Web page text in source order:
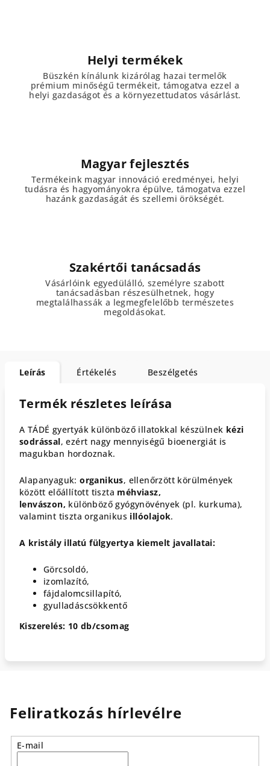
Helyi termékek
Büszkén kínálunk kizárólag hazai termelők
prémium minőségű termékeit, támogatva ezzel a
helyi gazdaságot és a környezettudatos vásárlást.
Magyar fejlesztés
Termékeink magyar innováció eredményei, helyi
tudásra és hagyományokra épülve, támogatva ezzel
hazánk gazdaságát és szellemi örökségét.
Szakértői tanácsadás
Vásárlóink egyedülálló, személyre szabott
tanácsadásban részesülhetnek, hogy
megtalálhassák a legmegfelelőbb természetes
megoldásokat.
Leírás Értékelés Beszélgetés
Termék részletes leírása
A TÁDÉ gyertyák különböző illatokkal készülnek kézi
sodrással, ezért nagy mennyiségű bioenergiát is
magukban hordoznak.
Alapanyaguk: organikus, ellenőrzött körülmények
között előállított tiszta méhviasz,
lenvászon, különböző gyógynövények (pl. kurkuma),
valamint tiszta organikus illóolajok.
A kristály illatú fülgyertya kiemelt javallatai:
Görcsoldó,
izomlazító,
fájdalomcsillapító,
gyulladáscsökkentő
Kiszerelés: 10 db/csomag
Feliratkozás hírlevélre
E-mail